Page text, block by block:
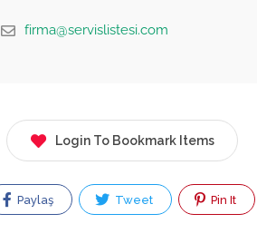
firma@servislistesi.com
Login To Bookmark Items
Paylaş Tweet Pin It